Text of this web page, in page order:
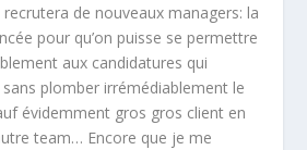
recrutera de nouveaux managers: la
pour qu’on puisse se permettre
aux candidatures qui
sans plomber irrémédiablement le
évidemment gros gros client en
team… Encore que je me